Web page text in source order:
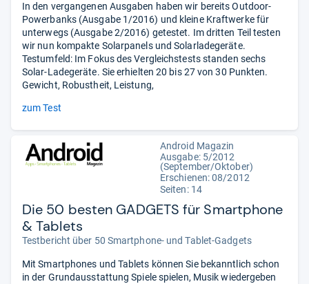
In den vergangenen Ausgaben haben wir bereits Outdoor-
Powerbanks (Ausgabe 1/2016) und kleine Kraftwerke für
unterwegs (Ausgabe 2/2016) getestet. Im dritten Teil testen
wir nun kompakte Solarpanels und Solarladegeräte.
Testumfeld: Im Fokus des Vergleichstests standen sechs
Solar-Ladegeräte. Sie erhielten 20 bis 27 von 30 Punkten.
Gewicht, Robustheit, Leistung,
zum Test
Android Magazin
Ausgabe: 5/2012
(September/Oktober)
Erschienen: 08/2012
Seiten: 14
Die 50 besten GADGETS für Smartphone
& Tablets
Testbericht über 50 Smartphone- und Tablet-Gadgets
Mit Smartphones und Tablets können Sie bekanntlich schon
in der Grundausstattung Spiele spielen, Musik wiedergeben